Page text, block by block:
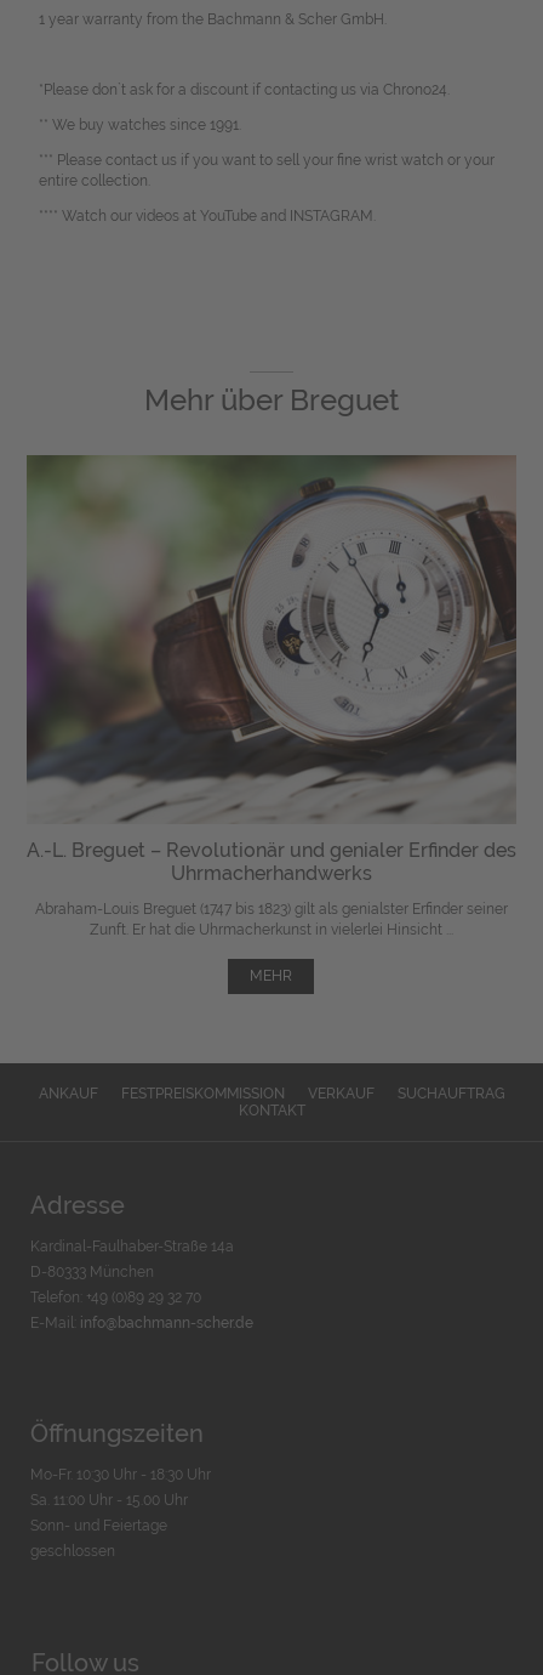
1 year warranty from the Bachmann & Scher GmbH.
*Please don`t ask for a discount if contacting us via Chrono24.
** We buy watches since 1991.
*** Please contact us if you want to sell your fine wrist watch or your
entire collection.
**** Watch our videos at YouTube and INSTAGRAM.
Mehr über Breguet
A.-L. Breguet – Revolutionär und genialer Erfinder des
Uhrmacherhandwerks
Abraham-Louis Breguet (1747 bis 1823) gilt als genialster Erfinder seiner
Zunft. Er hat die Uhrmacherkunst in vielerlei Hinsicht ...
MEHR
ANKAUF FESTPREISKOMMISSION VERKAUF
SUCHAUFTRAG
KONTAKT
Adresse
Kardinal-Faulhaber-Straße 14a
D-80333 München
Telefon: +49 (0)89 29 32 70
E-Mail: info@bachmann-scher.de
Öffnungszeiten
Mo-Fr. 10:30 Uhr - 18:30 Uhr
Sa. 11:00 Uhr - 15.00 Uhr
Sonn- und Feiertage
geschlossen
Follow us